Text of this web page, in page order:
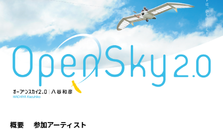
概要 参加アーティスト